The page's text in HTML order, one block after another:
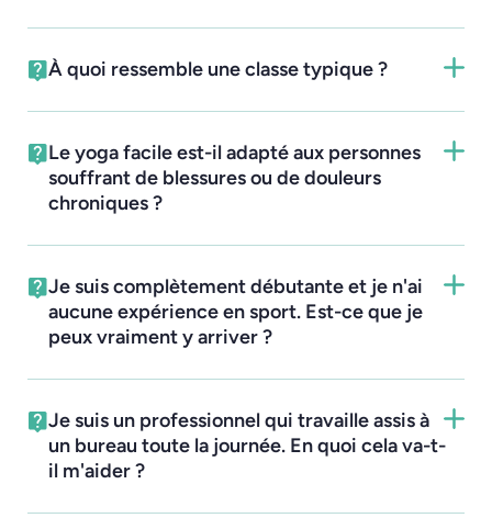
À quoi ressemble une classe typique ?
Le yoga facile est-il adapté aux personnes
souffrant de blessures ou de douleurs
chroniques ?
Je suis complètement débutante et je n'ai
aucune expérience en sport. Est-ce que je
peux vraiment y arriver ?
Je suis un professionnel qui travaille assis à
un bureau toute la journée. En quoi cela va-t-
il m'aider ?